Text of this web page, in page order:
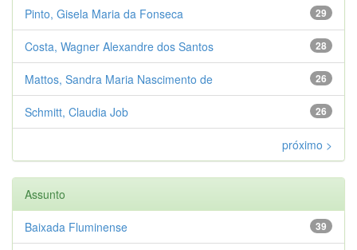
29
Pinto, Gisela Maria da Fonseca
28
Costa, Wagner Alexandre dos Santos
26
Mattos, Sandra Maria Nascimento de
26
Schmitt, Claudia Job
próximo >
Assunto
39
Baixada Fluminense